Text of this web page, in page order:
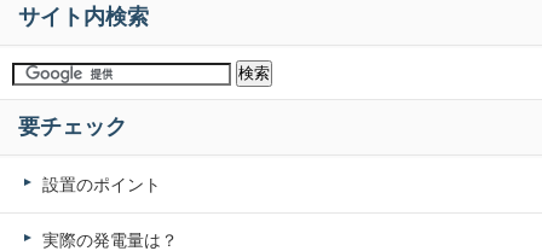
サイト内検索
要チェック
設置のポイント
実際の発電量は？